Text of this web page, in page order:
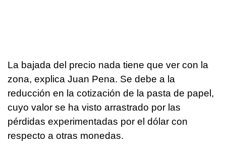
La bajada del precio nada tiene que ver con la
zona, explica Juan Pena. Se debe a la
reducción en la cotización de la pasta de papel,
cuyo valor se ha visto arrastrado por las
pérdidas experimentadas por el dólar con
respecto a otras monedas.